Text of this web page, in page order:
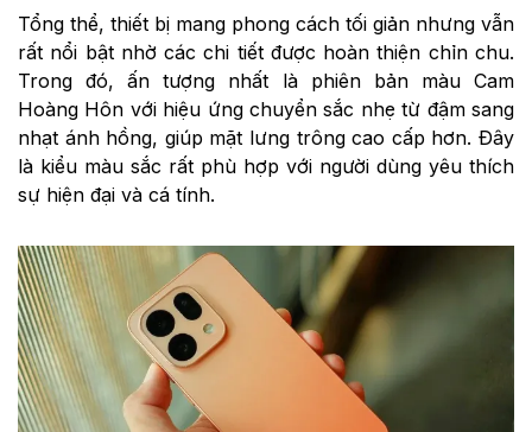
Tổng thể, thiết bị mang phong cách tối giản nhưng vẫn
rất nổi bật nhờ các chi tiết được hoàn thiện chỉn chu.
Trong đó, ấn tượng nhất là phiên bản màu Cam
Hoàng Hôn với hiệu ứng chuyển sắc nhẹ từ đậm sang
nhạt ánh hồng, giúp mặt lưng trông cao cấp hơn. Đây
là kiểu màu sắc rất phù hợp với người dùng yêu thích
sự hiện đại và cá tính.